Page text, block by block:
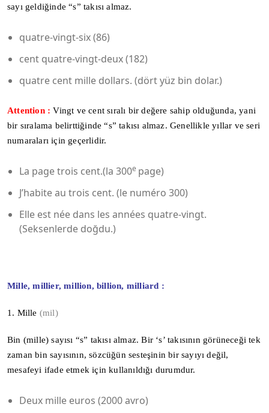
sayı geldiğinde “s” takısı almaz.
quatre-vingt-six (86)
cent quatre-vingt-deux (182)
quatre cent mille dollars. (dört yüz bin dolar.)
Attention :Vingt ve cent sıralı bir değere sahip olduğunda, yani
bir sıralama belirttiğinde “s” takısı almaz. Genellikle yıllar ve seri
numaraları için geçerlidir.
La page trois cent.(la 300e page)
J’habite au trois cent. (le numéro 300)
Elle est née dans les années quatre-vingt.
(Seksenlerde doğdu.)
Mille, millier, million, billion, milliard :
1. Mille (mil)
Bin (mille) sayısı “s” takısı almaz. Bir ‘s’ takısının görüneceği tek
zaman bin sayısının, sözcüğün sesteşinin bir sayıyı değil,
mesafeyi ifade etmek için kullanıldığı durumdur.
Deux mille euros (2000 avro)